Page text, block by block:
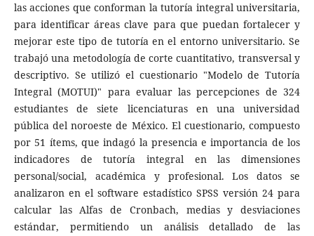
las acciones que conforman la tutoría integral universitaria,
para identificar áreas clave para que puedan fortalecer y
mejorar este tipo de tutoría en el entorno universitario. Se
trabajó una metodología de corte cuantitativo, transversal y
descriptivo. Se utilizó el cuestionario "Modelo de Tutoría
Integral (MOTUI)" para evaluar las percepciones de 324
estudiantes de siete licenciaturas en una universidad
pública del noroeste de México. El cuestionario, compuesto
por 51 ítems, que indagó la presencia e importancia de los
indicadores de tutoría integral en las dimensiones
personal/social, académica y profesional. Los datos se
analizaron en el software estadístico SPSS versión 24 para
calcular las Alfas de Cronbach, medias y desviaciones
estándar, permitiendo un análisis detallado de las